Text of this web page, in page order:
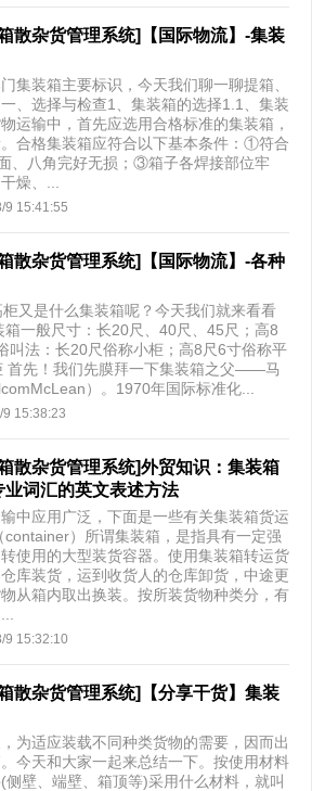
散杂货管理系统]【国际物流】-集装
集装箱主要标识，今天我们聊一聊提箱、
、选择与检查1、集装箱的选择1.1、集装
运输中，首先应选用合格标准的集装箱，
合格集装箱应符合以下基本条件：①符合
、八角完好无损；③箱子各焊接部位牢
燥、...
9 15:41:55
散杂货管理系统]【国际物流】-各种
又是什么集装箱呢？今天我们就来看看
一般尺寸：长20尺、40尺、45尺；高8
叫法：长20尺俗称小柜；高8尺6寸俗称平
首先！我们先膜拜一下集装箱之父——马
）。1970年国际标准化...
15:38:23
散杂货管理系统]外贸知识：集装箱
词汇的英文表述方法
中应用广泛，下面是一些有关集装箱货运
）所谓集装箱，是指具有一定强
使用的大型装货容器。使用集装箱转运货
库装货，运到收货人的仓库卸货，中途更
从箱内取出换装。按所装货物种类分，有
9 15:32:10
散杂货管理系统]【分享干货】集装
为适应装载不同种类货物的需要，因而出
今天和大家一起来总结一下。按使用材料
壁、端壁、箱顶等)采用什么材料，就叫